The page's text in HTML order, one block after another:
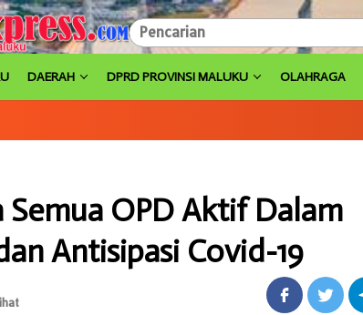
DAERAH DPRD PROVINSI MALUKU OLAHRAGA
OPD Aktif Dalam
Antisipasi Covid-19